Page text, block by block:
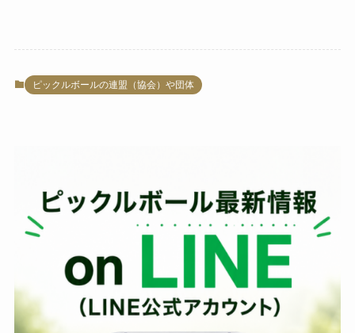
ピックルボールの連盟（協会）や団体